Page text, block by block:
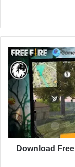
تحميل لعبة فري فاير للكمبيوتر و الموبايل Download Free